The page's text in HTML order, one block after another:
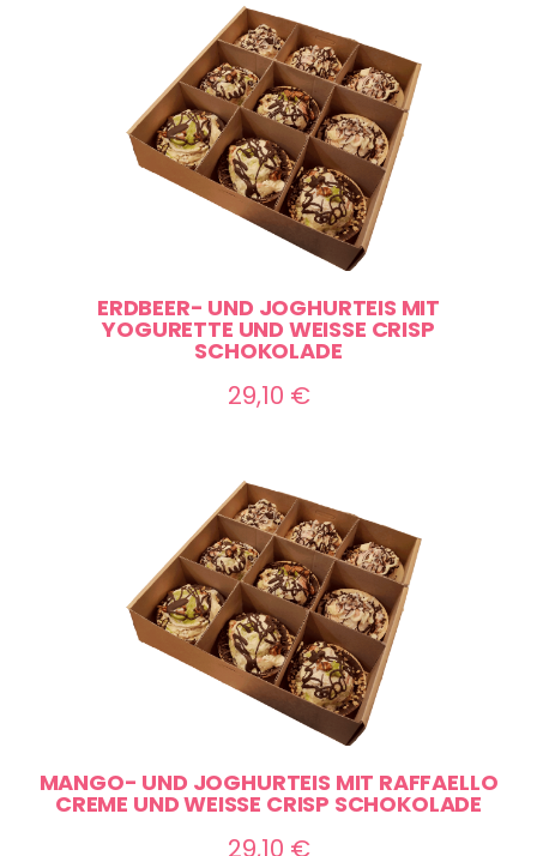
ERDBEER- UND JOGHURTEIS MIT
YOGURETTE UND WEISSE CRISP S
CHOKOLADE
29,10 €
MANGO- UND JOGHURTEIS MIT RAFFAELLO
CREME UND WEISSE CRISP SCHOKOLADE